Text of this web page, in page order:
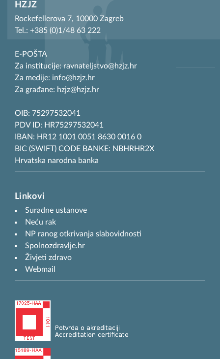
HZJZ
Rockefellerova 7, 10000 Zagreb
Tel.: +385 (0)1/48 63 222
E-POŠTA
Za institucije: ravnateljstvo@hzjz.hr
Za medije: info@hzjz.hr
Za građane: hzjz@hzjz.hr
OIB: 75297532041
PDV ID: HR75297532041
IBAN: HR12 1001 0051 8630 0016 0
BIC (SWIFT) CODE BANKE: NBHRHR2X
Hrvatska narodna banka
Linkovi
Suradne ustanove
Neću rak
NP ranog otkrivanja slabovidnosti
Spolnozdravlje.hr
Živjeti zdravo
Webmail